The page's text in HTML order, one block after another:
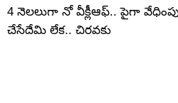
4 నెలలుగా నో వీక్లీఆఫ్.. పైగా
చేసేదేమి లేక.. చిరవకు